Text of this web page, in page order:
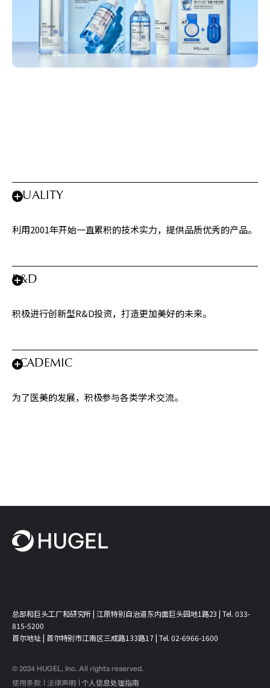
QUALITY
利用2001年开始一直累积的技术实力，提供品质优秀的产品。
R&D
积极进行创新型R&D投资，打造更加美好的未来。
ACADEMIC
为了医美的发展，积极参与各类学术交流。
总部和巨头工厂和研究所 | 江原特别自治道东内面巨头园地1路23 | Tel. 033-
815-5200
首尔地址 | 首尔特别市江南区三成路133路17 | Tel. 02-6966-1600
© 2024 HUGEL, Inc. All rights reserved.
使用条款ㅣ 法律声明ㅣ 个人信息处理指南